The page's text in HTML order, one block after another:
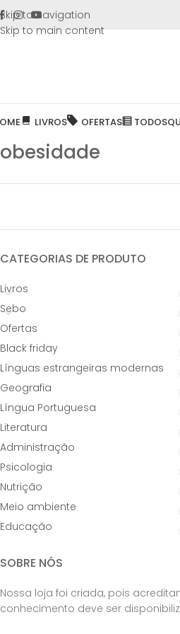
Skip to navigation
Skip to main content
LIVROS OFERTAS TODOS
obesidade
CATEGORIAS DE PRODUTO
Livros
Sebo
Ofertas
Black friday
Línguas estrangeiras modernas
Geografia
Língua Portuguesa
Literatura
Administração
Psicologia
Nutrição
Meio ambiente
Educação
SOBRE NÓS
Nossa loja foi criada, pois
conhecimento deve ser